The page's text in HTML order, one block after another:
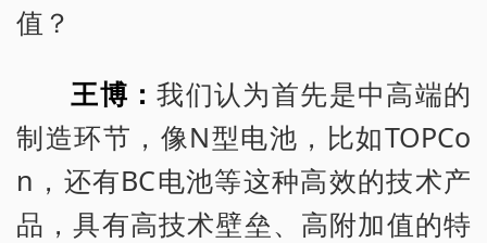
值？
王博：我们认为首先是中高端的
制造环节，像N型电池，比如TOPCo
n，还有BC电池等这种高效的技术产
品，具有高技术壁垒、高附加值的特